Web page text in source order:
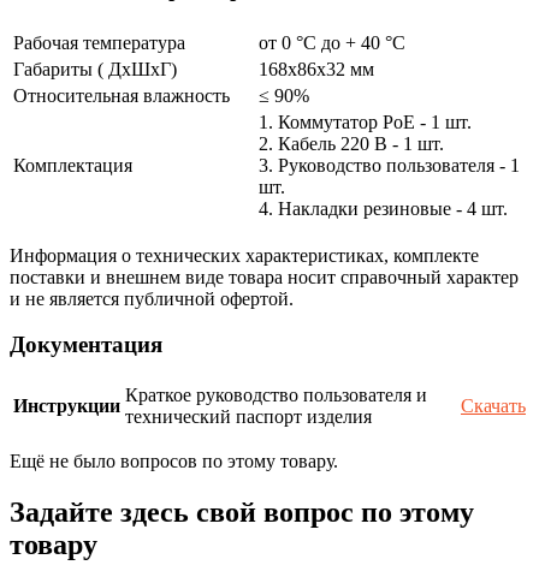
Рабочая температура
от 0 °С до + 40 °C
Габариты ( ДхШхГ)
168x86x32 мм
Относительная влажность
≤ 90%
Комплектация
1. Коммутатор PoE - 1 шт.
2. Кабель 220 В - 1 шт.
3. Руководство пользователя - 1
шт.
4. Накладки резиновые - 4 шт.
Информация о технических характеристиках, комплекте
поставки и внешнем виде товара носит справочный характер
и не является публичной офертой.
Документация
Инструкции
Краткое руководство пользователя и
технический паспорт изделия
Скачать
Ещё не было вопросов по этому товару.
Задайте здесь свой вопрос по этому
товару